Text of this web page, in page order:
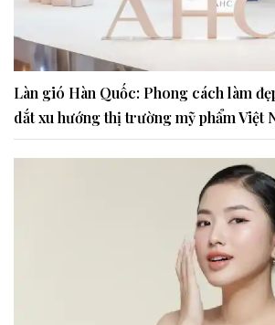
Làn gió Hàn Quốc: Phong cách làm
dắt xu hướng thị trường mỹ phẩm Việt